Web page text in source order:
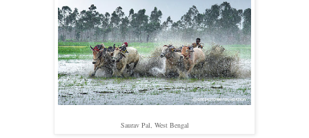
Saurav Pal, West Bengal